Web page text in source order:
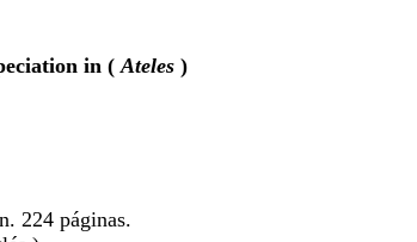
in (Ateles)
224 páginas.